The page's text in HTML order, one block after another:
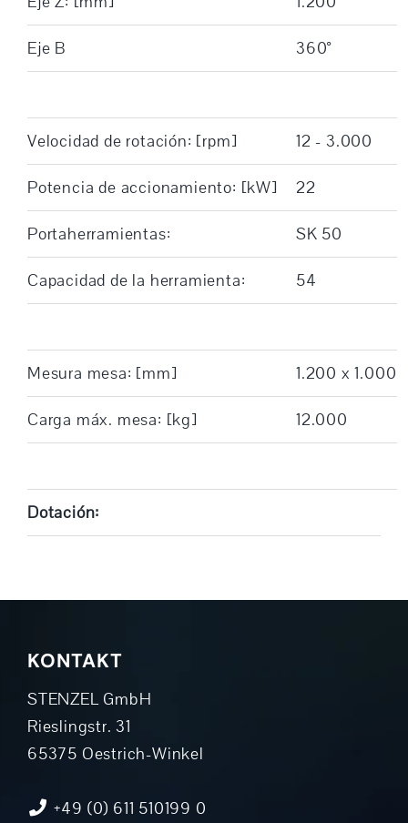
Eje B 360°
Velocidad de rotación: [rpm] 12 - 3.000
Potencia de accionamiento: [kW] 22
Portaherramientas: SK 50
Capacidad de la herramienta: 54
Mesura mesa: [mm] 1.200 x 1.000
Carga máx. mesa: [kg] 12.000
Dotación:
KONTAKT
STENZEL GmbH
Rieslingstr. 31
65375 Oestrich-Winkel
+49 (0) 611 510199 0